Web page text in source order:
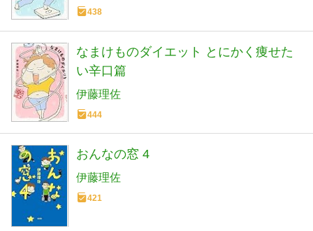
438
なまけものダイエット とにかく痩せた
い辛口篇
伊藤理佐
444
おんなの窓 4
伊藤理佐
421